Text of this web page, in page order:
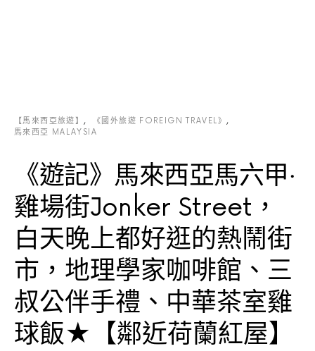
【馬來西亞旅遊】
《國外旅遊 FOREIGN TRAVEL》
馬來西亞 MALAYSIA
《遊記》馬來西亞馬六甲‧
雞場街Jonker Street，
白天晚上都好逛的熱鬧街
市，地理學家咖啡館、三
叔公伴手禮、中華茶室雞
球飯★【鄰近荷蘭紅屋】